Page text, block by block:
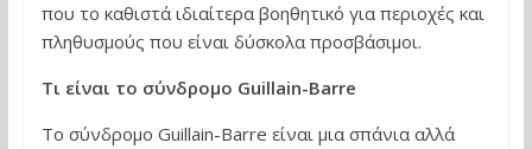
που το καθιστά ιδιαίτερα βοηθητικό για περιοχές και
πληθυσμούς που είναι δύσκολα προσβάσιμοι.
Τι είναι το σύνδρομο Guillain-Barre
Το σύνδρομο Guillain-Barre είναι μια σπάνια αλλά